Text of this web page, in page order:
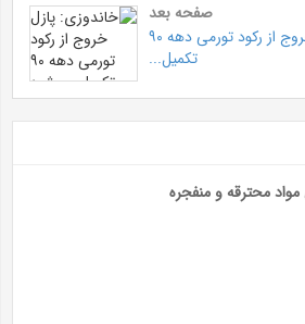
صفحه بعد
خاندوزی: پازل خروج از رکود تورمی دهه ۹۰
تکمیل...